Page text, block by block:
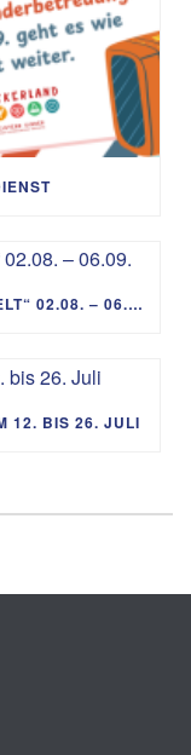
PREDIGTREIHE „MIT GOTT UM DIE WELT“ 02.08. – 06.09.
12. BIS 26. JULI